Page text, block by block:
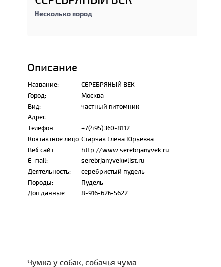
Несколько пород
Описание
Название:
СЕРЕБРЯНЫЙ ВЕК
Город:
Москва
Вид:
частный питомник
Адрес:
Телефон:
+7(495)360-8112
Контактное лицо:Старчак Елена Юрьевна
Веб сайт:
http://www.serebrjanyvek.ru
E-mail:
serebrjanyvek@list.ru
Деятельность:
серебристый пудель
Породы:
Пудель
Доп.данные:
8-916-626-5622
Чумка у собак, собачья чума